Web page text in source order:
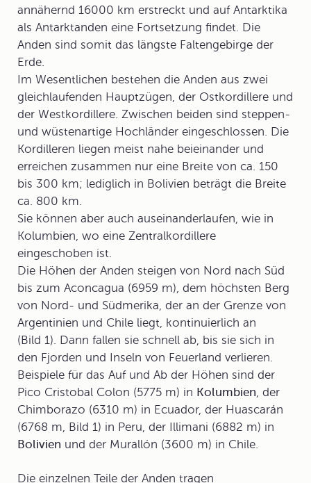
annähernd 16000 km erstreckt und auf Antarktika
als Antarktanden eine Fortsetzung findet. Die
Anden sind somit das längste Faltengebirge der
Erde.
Im Wesentlichen bestehen die Anden aus zwei
gleichlaufenden Hauptzügen, der Ostkordillere und
der Westkordillere. Zwischen beiden sind steppen-
und wüstenartige Hochländer eingeschlossen. Die
Kordilleren liegen meist nahe beieinander und
erreichen zusammen nur eine Breite von ca. 150
bis 300 km; lediglich in Bolivien beträgt die Breite
ca. 800 km.
Sie können aber auch auseinanderlaufen, wie in
Kolumbien, wo eine Zentralkordillere
eingeschoben ist.
Die Höhen der Anden steigen von Nord nach Süd
bis zum Aconcagua (6959 m), dem höchsten Berg
von Nord- und Südmerika, der an der Grenze von
Argentinien und Chile liegt, kontinuierlich an
(Bild 1). Dann fallen sie schnell ab, bis sie sich in
den Fjorden und Inseln von Feuerland verlieren.
Beispiele für das Auf und Ab der Höhen sind der
Pico Cristobal Colon (5775 m) in Kolumbien, der
Chimborazo (6310 m) in Ecuador, der Huascarán
(6768 m, Bild 1) in Peru, der Illimani (6882 m) in
Bolivien und der Murallón (3600 m) in Chile.
Die einzelnen Teile der Anden tragen